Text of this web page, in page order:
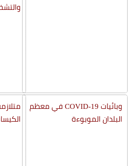
وبائيات COVID-19 في معظم
البلدان الموبوءة